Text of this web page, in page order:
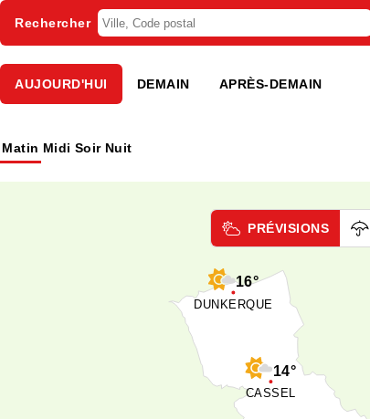
Rechercher
AUJOURD'HUI DEMAIN APRÈS-DEMAIN
Matin Midi Soir Nuit
PRÉVISIONS
16°
DUNKERQUE
14°
CASSEL